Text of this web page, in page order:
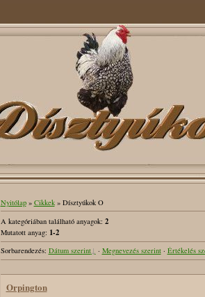
Nyitólap» Cikkek» Dísztyúkok O
A kategóriában található anyagok: 2
Mutatott anyag: 1-2
Sorbarendezés: Dátum szerint · Megnevezés szerint· Értékelés
Orpington